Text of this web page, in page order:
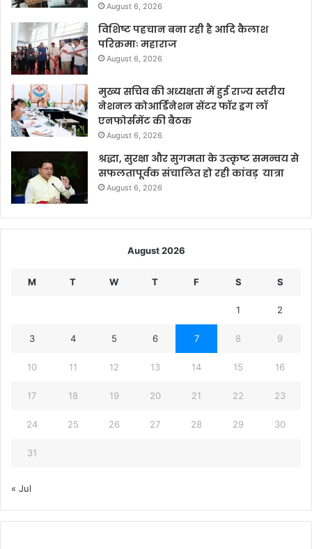
August 6, 2026
विशिष्ट पहचान बना रही है आदि कैलाश
परिक्रमाः महाराज
August 6, 2026
मुख्य सचिव की अध्यक्षता में हुई राज्य स्तरीय
नेशनल कोआर्डिनेशन सेंटर फॉर ड्रग लॉ
एनफोर्समेंट की बैठक
August 6, 2026
श्रद्धा, सुरक्षा और सुगमता के उत्कृष्ट समन्वय से
सफलतापूर्वक संचालित हो रही कांवड़ यात्रा
August 6, 2026
August 2026
M T W T F S S
1 2
3 4 5 6 7 8 9
10 11 12 13 14 15 16
17 18 19 20 21 22 23
24 25 26 27 28 29 30
31
« Jul